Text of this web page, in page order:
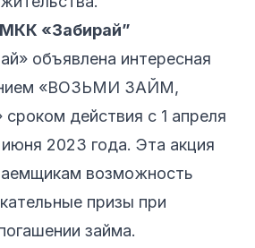
«Забирай”
объявлена интересная
«ВОЗЬМИ ЗАЙМ,
сроком действия с 1 апреля
2023 года. Эта акция
возможность
призы при
займа.